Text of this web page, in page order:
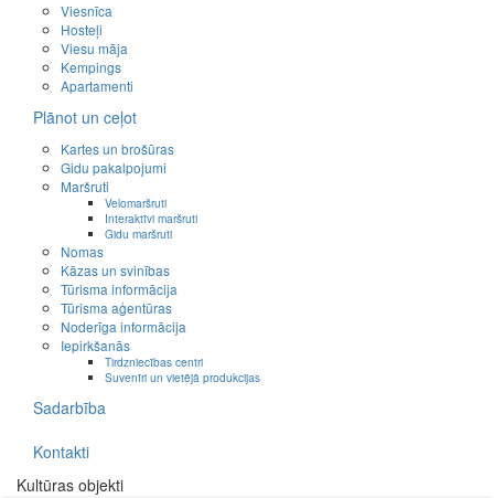
Viesnīca
Hosteļi
Viesu māja
Kempings
Apartamenti
Plānot un ceļot
Kartes un brošūras
Gidu pakalpojumi
Maršruti
Velomaršruti
Interaktīvi maršruti
Gidu maršruti
Nomas
Kāzas un svinības
Tūrisma informācija
Tūrisma aģentūras
Noderīga informācija
Iepirkšanās
Tirdzniecības centri
Suvenīri un vietējā produkcijas
Sadarbība
Kontakti
Kultūras objekti